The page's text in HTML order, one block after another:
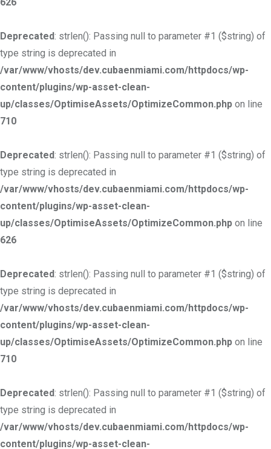
Deprecated: strlen(): Passing null to parameter #1 ($string) of
type string is deprecated in
/var/www/vhosts/dev.cubaenmiami.com/httpdocs/wp-
content/plugins/wp-asset-clean-
up/classes/OptimiseAssets/OptimizeCommon.php on line
710
Deprecated: strlen(): Passing null to parameter #1 ($string) of
type string is deprecated in
/var/www/vhosts/dev.cubaenmiami.com/httpdocs/wp-
content/plugins/wp-asset-clean-
up/classes/OptimiseAssets/OptimizeCommon.php on line
626
Deprecated: strlen(): Passing null to parameter #1 ($string) of
type string is deprecated in
/var/www/vhosts/dev.cubaenmiami.com/httpdocs/wp-
content/plugins/wp-asset-clean-
up/classes/OptimiseAssets/OptimizeCommon.php on line
710
Deprecated: strlen(): Passing null to parameter #1 ($string) of
type string is deprecated in
/var/www/vhosts/dev.cubaenmiami.com/httpdocs/wp-
content/plugins/wp-asset-clean-